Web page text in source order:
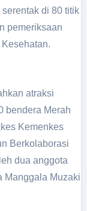
di 80 titik
pemeriksaan
atraksi
bendera Merah
Kemenkes
Berkolaborasi
dua anggota
Manggala Muzaki